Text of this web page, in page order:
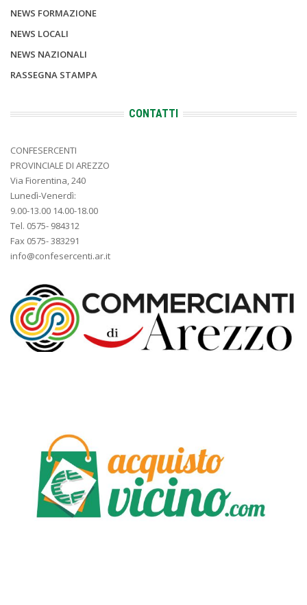
NEWS FORMAZIONE
NEWS LOCALI
NEWS NAZIONALI
RASSEGNA STAMPA
CONTATTI
CONFESERCENTI
PROVINCIALE DI AREZZO
Via Fiorentina, 240
Lunedì-Venerdì:
9.00-13.00 14.00-18.00
Tel. 0575- 984312
Fax 0575- 383291
info@confesercenti.ar.it